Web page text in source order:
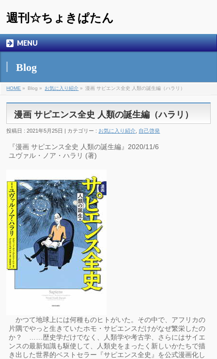
週刊☆ちょきぱたん
MENU
Blog
HOME » Blog » お気に入り紹介 » 漫画 サピエンス全史 人類の誕生編（ハラリ）
漫画 サピエンス全史 人類の誕生編（ハラリ）
投稿日 : 2021年5月25日 | カテゴリー : お気に入り紹介 自己啓発
『漫画 サピエンス全史 人類の誕生編』2020/11/6
ユヴァル・ノア・ハラリ (著)
かつて地球上には何種ものヒトがいた。その中で、アフリカの
片隅でやっと生きていたホモ・サピエンスだけがなぜ繁栄したの
か？ ……歴史学だけでなく、人類学や考古学、さらにはサイエ
ンスの最新知識も駆使して、人類史をまったく新しいかたちで描
き出した世界的ベストセラー『サピエンス全史』を公式漫画化し